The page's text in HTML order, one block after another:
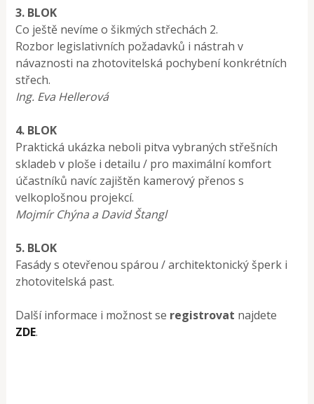
3. BLOK
Co ještě nevíme o šikmých střechách 2.
Rozbor legislativních požadavků i nástrah v
návaznosti na zhotovitelská pochybení konkrétních
střech.
Ing. Eva Hellerová
4. BLOK
Praktická ukázka neboli pitva vybraných střešních
skladeb v ploše i detailu / pro maximální komfort
účastníků navíc zajištěn kamerový přenos s
velkoplošnou projekcí.
Mojmír Chýna a David Štangl
5. BLOK
Fasády s otevřenou spárou / architektonický šperk i
zhotovitelská past.
Další informace i možnost se registrovat najdete
ZDE.